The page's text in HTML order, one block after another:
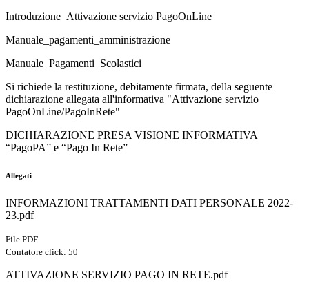
Introduzione_Attivazione servizio PagoOnLine
Manuale_pagamenti_amministrazione
Manuale_Pagamenti_Scolastici
Si richiede la restituzione, debitamente firmata, della seguente
dichiarazione allegata all'informativa "Attivazione servizio
PagoOnLine/PagoInRete"
DICHIARAZIONE PRESA VISIONE INFORMATIVA
“PagoPA” e “Pago In Rete”
Allegati
INFORMAZIONI TRATTAMENTI DATI PERSONALE 2022-
23.pdf
File PDF
Contatore click: 50
ATTIVAZIONE SERVIZIO PAGO IN RETE.pdf